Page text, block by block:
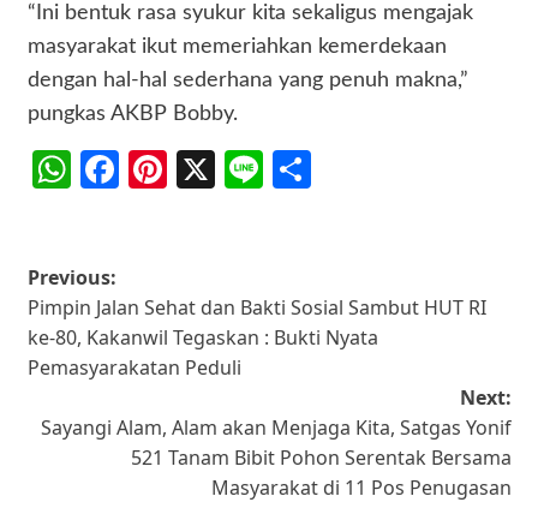
“Ini bentuk rasa syukur kita sekaligus mengajak
masyarakat ikut memeriahkan kemerdekaan
dengan hal-hal sederhana yang penuh makna,”
pungkas AKBP Bobby.
WhatsApp
Facebook
Pinterest
X Line
Post
navigation
Previous:
Pimpin Jalan Sehat dan Bakti Sosial Sambut HUT RI
ke-80, Kakanwil Tegaskan : Bukti Nyata
Pemasyarakatan Peduli
Next:
Sayangi Alam, Alam akan Menjaga Kita, Satgas Yonif
521 Tanam Bibit Pohon Serentak Bersama
Masyarakat di 11 Pos Penugasan